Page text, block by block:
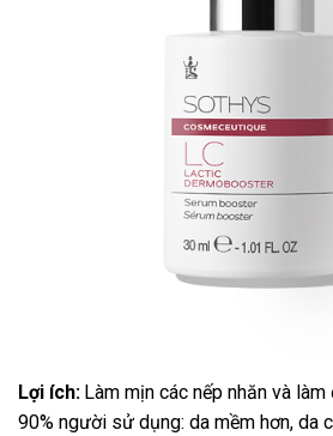
Lợi ích: Làm mịn các nếp nhăn và làm
90% người sử dụng: da mềm hơn, da